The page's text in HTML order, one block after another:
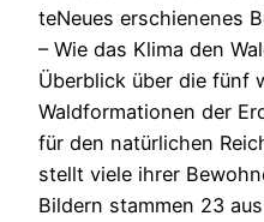
teNeues erschienenes
– Wie das Klima den
Überblick über die fünf
Waldformationen der
für den natürlichen
stellt viele ihrer
Bildern stammen 23